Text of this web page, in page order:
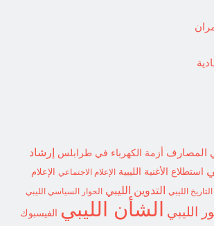
المصارف أزمة الكهرباء في طرابلس إرشاد
استطلاع الأغنية الليبية الإعلام الاجتماعي
الإعلام
التاريخ الليبي التدوين الليبي الحوار السياسي الليبي
الليبي الشأن الليبي الفيسبوك